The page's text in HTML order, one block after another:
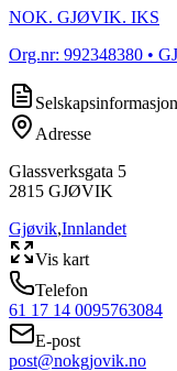
NOK. GJØVIK. IKS
Org.nr: 992348380 •
Selskapsinformasjon
Adresse
Glassverksgata 5
2815 GJØVIK
Gjøvik,Innlandet
Vis kart
Telefon
61 17 14 0095763084
E-post
post@nokgjovik.no